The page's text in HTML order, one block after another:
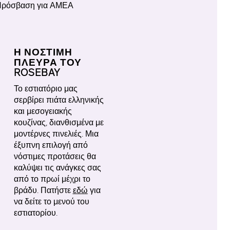
για ΑΜΕΑ
Η ΝΟΣΤΙΜΗ
ΠΛΕΥΡΑ ΤΟΥ
ROSEBAY
Το εστιατόριο μας
σερβίρει πιάτα ελληνικής
και μεσογειακής
κουζίνας, διανθισμένα με
μοντέρνες πινελιές. Μια
έξυπνη επιλογή από
νόστιμες προτάσεις θα
καλύψει τις ανάγκες σας
από το πρωί μέχρι το
βράδυ. Πατήστε εδώ για
να δείτε το μενού του
εστιατορίου.